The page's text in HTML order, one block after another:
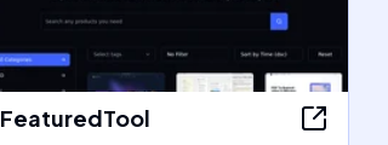
FeaturedTool